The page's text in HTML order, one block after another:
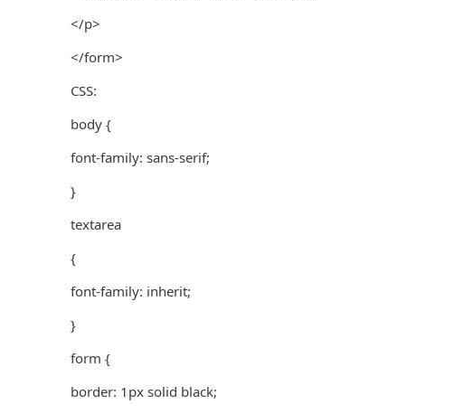
</p>
</form>
CSS:
body {
font-family: sans-serif;
}
textarea
{
font-family: inherit;
}
form {
border: 1px solid black;